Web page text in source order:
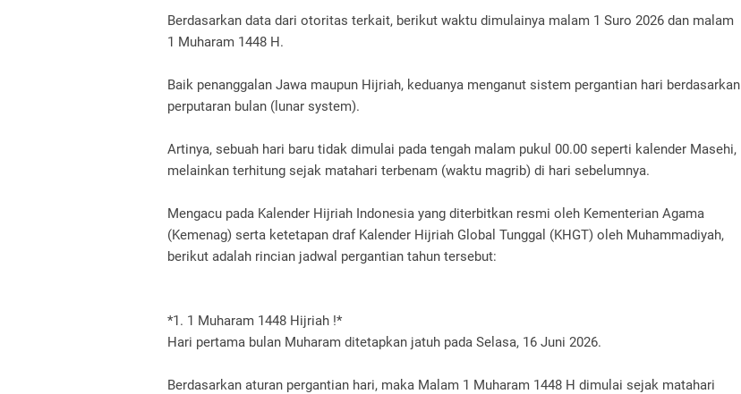
Berdasarkan data dari otoritas terkait, berikut waktu dimulainya malam 1 Suro 2026 dan malam
1 Muharam 1448 H.
Baik penanggalan Jawa maupun Hijriah, keduanya menganut sistem pergantian hari berdasarkan
perputaran bulan (lunar system).
Artinya, sebuah hari baru tidak dimulai pada tengah malam pukul 00.00 seperti kalender Masehi,
melainkan terhitung sejak matahari terbenam (waktu magrib) di hari sebelumnya.
Mengacu pada Kalender Hijriah Indonesia yang diterbitkan resmi oleh Kementerian Agama
(Kemenag) serta ketetapan draf Kalender Hijriah Global Tunggal (KHGT) oleh Muhammadiyah,
berikut adalah rincian jadwal pergantian tahun tersebut:
*1. 1 Muharam 1448 Hijriah !*
Hari pertama bulan Muharam ditetapkan jatuh pada Selasa, 16 Juni 2026.
Berdasarkan aturan pergantian hari, maka Malam 1 Muharam 1448 H dimulai sejak matahari